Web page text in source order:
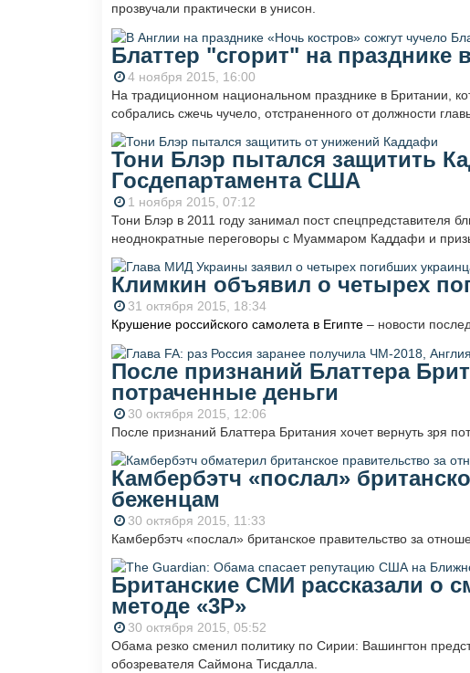
прозвучали практически в унисон.
Блаттер "сгорит" на празднике
4 ноября 2015, 16:00
На традиционном национальном празднике в Британии,
собрались сжечь чучело, отстраненного от должности
Тони Блэр пытался защитить
Госдепартамента США
1 ноября 2015, 07:12
Тони Блэр в 2011 году занимал пост спецпредставителя
неоднократные переговоры с Муаммаром Каддафи и
Климкин объявил о четырех
31 октября 2015, 18:34
Крушение российского самолета в Египте – новости
После признаний Блаттера
потраченные деньги
30 октября 2015, 12:06
После признаний Блаттера Британия хочет вернуть зря
Камбербэтч «послал»
беженцам
30 октября 2015, 11:33
Камбербэтч «послал» британское правительство за
Британские СМИ рассказали о
методе «3Р»
30 октября 2015, 05:52
Обама резко сменил политику по Сирии: Вашингтон
обозревателя Саймона Тисдалла.